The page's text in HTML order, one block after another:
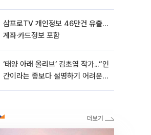
삼프로TV 개인정보 46만건 유출…
계좌·카드정보 포함
‘태양 아래 올리브’ 김초엽 작가...“인
간이라는 종보다 설명하기 어려운